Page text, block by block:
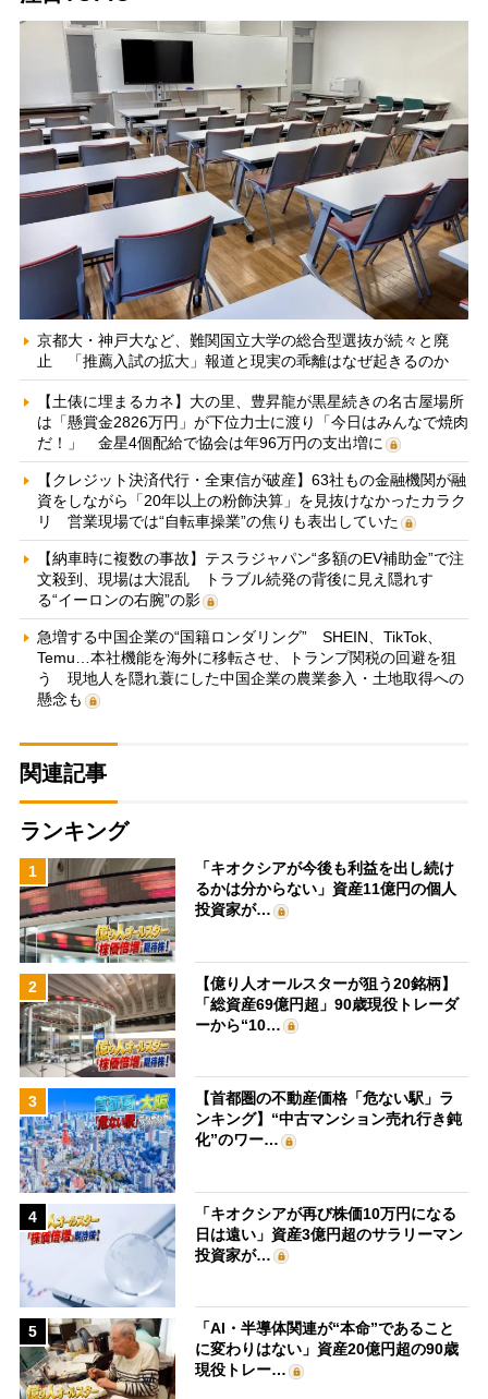
京都大・神戸大など、難関国立大学の総合型選抜が続々と廃
止 「推薦入試の拡大」報道と現実の乖離はなぜ起きるのか
【土俵に埋まるカネ】大の里、豊昇龍が黒星続きの名古屋場所
は「懸賞金2826万円」が下位力士に渡り「今日はみんなで焼肉
だ！」 金星4個配給で協会は年96万円の支出増に
【クレジット決済代行・全東信が破産】63社もの金融機関が融
資をしながら「20年以上の粉飾決算」を見抜けなかったカラク
リ 営業現場では“自転車操業”の焦りも表出していた
【納車時に複数の事故】テスラジャパン“多額のEV補助金”で注
文殺到、現場は大混乱 トラブル続発の背後に見え隠れす
る“イーロンの右腕”の影
急増する中国企業の“国籍ロンダリング” SHEIN、TikTok、
Temu…本社機能を海外に移転させ、トランプ関税の回避を狙
う 現地人を隠れ蓑にした中国企業の農業参入・土地取得への
懸念も
関連記事
ランキング
1
「キオクシアが今後も利益を出し続け
るかは分からない」資産11億円の個人
投資家が…
2
【億り人オールスターが狙う20銘柄】
「総資産69億円超」90歳現役トレーダ
ーから“10…
3
【首都圏の不動産価格「危ない駅」ラ
ンキング】“中古マンション売れ行き鈍
化”のワー…
4
「キオクシアが再び株価10万円になる
日は遠い」資産3億円超のサラリーマン
投資家が…
5
「AI・半導体関連が“本命”であること
に変わりはない」資産20億円超の90歳
現役トレー…